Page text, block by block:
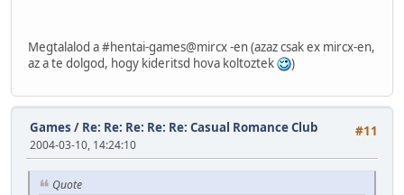
Megtalalod a #hentai-games@mircx -en (azaz csak ex mircx-en,
az a te dolgod, hogy kideritsd hova koltoztek
)
#11
Games / Re: Re: Re: Re: Re: Casual Romance Club
2004-03-10, 14:24:10
Quote